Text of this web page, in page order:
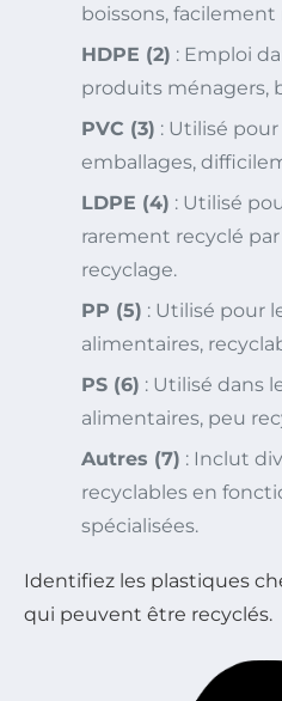
boissons, facilement
HDPE (2) : Emploi
produits ménagers,
PVC (3) : Utilisé
emballages,
LDPE (4) : Utilisé
rarement recyclé
recyclage.
PP (5) : Utilisé pour
alimentaires,
PS (6) : Utilisé dans
alimentaires, peu
Autres (7) : Inclut
recyclables en
spécialisées.
Identifiez les plastiques
qui peuvent être recyclés.